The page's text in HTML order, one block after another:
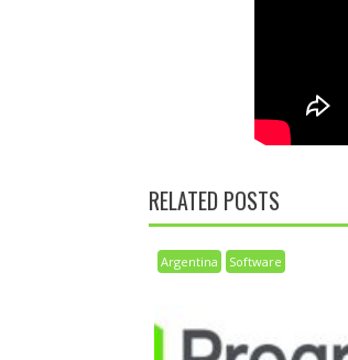
RELATED POSTS
Argentina Software